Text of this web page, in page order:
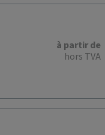
à partir de
hors TVA